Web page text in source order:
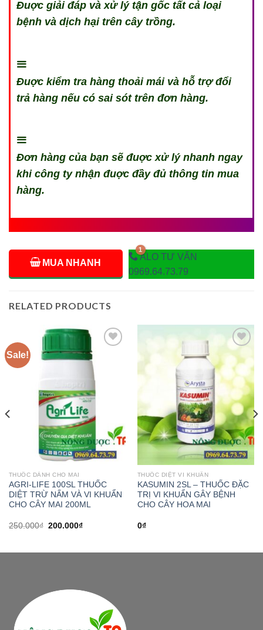
Đuợc giải đáp và xử lý tận gốc tất cả loại
bệnh và dịch hại trên cây trồng.
Đuợc kiểm tra hàng thoải mái và hỗ trợ đổi
trả hàng nếu có sai sót trên đơn hàng.
Đơn hàng của bạn sẽ đuợc xử lý nhanh ngay
khi công ty nhận đuợc đầy đủ thông tin mua
hàng.
MUA NHANH
ALO TƯ VẤN
0969.64.73.79
RELATED PRODUCTS
Sale!
THUỐC DÀNH CHO MAI
AGRI-LIFE 100SL THUỐC
DIỆT TRỪ NẤM VÀ VI KHUẨN
CHO CÂY MAI 200ML
250.000₫ 200.000₫
Add to
wishlist
THUỐC DIỆT VI KHUẨN
KASUMIN 2SL – THUỐC ĐẶC
TRỊ VI KHUẨN GÂY BỆNH
CHO CÂY HOA MAI
0₫